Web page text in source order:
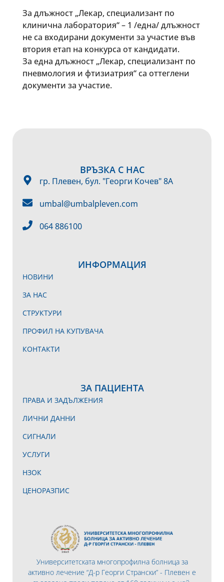
За длъжност „Лекар, специализант по
клинична лаборатория“ – 1 /една/ длъжност
не са входирани документи за участие във
втория етап на конкурса от кандидати.
За една длъжност „Лекар, специализант по
пневмология и фтизиaтрия“ са оттеглени
документи за участие.
Университетската многопрофилна болница за
активно лечение “Д-р Георги Странски” - Плевен е
ИНФОРМАЦИЯ
НОВИНИ
ЗА НАС
СТРУКТУРИ
ПРОФИЛ НА КУПУВАЧА
КОНТАКТИ
ЗА ПАЦИЕНТА
ПРАВА И ЗАДЪЛЖЕНИЯ
ЛИЧНИ ДАННИ
СИГНАЛИ
УСЛУГИ
НЗОК
ЦЕНОРАЗПИС
ВРЪЗКА С НАС
гр. Плевен, бул. "Георги Кочев" 8А
umbal@umbalpleven.com
064 886100